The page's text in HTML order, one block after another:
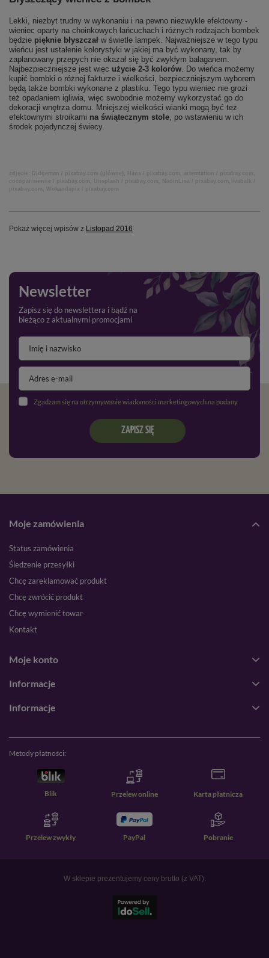
Lekki, niezbyt trudny w wykonaniu i na pewno niezwykle efektowny -
wieniec oparty na choinkowych łańcuchach i różnych rodzajach bombek
będzie pięknie błyszczał w świetle lampek. Najważniejsze w tego typu
wieńcu jest ustalenie kolorystyki w jakiej ma być wykonany, tak by
zaplanowany przepych nie okazał się być zwykłym bałaganem.
Najbezpieczniejsze jest więc użycie 2-3 kolorów . Do wieńca możemy
kupić bombki o różnej fakturze i wielkości, bezpieczniejszym wyborem
będą także bombki wykonane z plastiku. Tego typu wieniec nie grozi
też opadaniem igliwia, więc swobodnie możemy wykorzystać go do
dekoracji wnętrza domu. Mniejszej wielkości wianki mogą być też
efektownymi stroikami na świątecznym stole , po wstawieniu w ich
środek pojedynczej świecy.
Pokaż więcej wpisów z Listopad 2016
Newsletter
Zapisz się do newslettera i bądź na
bieżąco z aktualnymi promocjami
Zgadzam się na otrzymywanie wiadomości marketingowych na podany adres e-mail oraz przetwarzanie danych osobowych zgodnie z
ZAPISZ SIĘ
Moje zamówienia
Status zamówienia
Śledzenie przesyłki
Chcę zareklamować produkt
Chcę zwrócić produkt
Chcę wymienić towar
Kontakt
Moje konto
Informacje
Informacje
Metody płatności:
Blik Przelew online Karta płatnicza
Przelew zwykły PayPal Pobranie
W sklepie prezentujemy ceny brutto (z VAT).